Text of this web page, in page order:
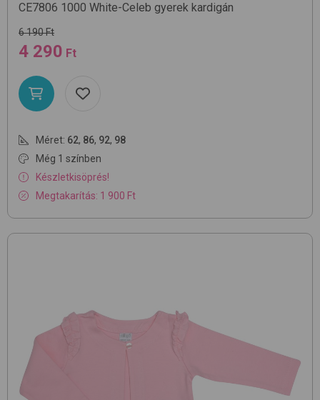
CE7806 1000 White-Celeb gyerek kardigán
6 190 Ft
4 290 Ft
Méret: 62, 86, 92, 98
Még 1 színben
Készletkisöprés!
Megtakarítás: 1 900 Ft